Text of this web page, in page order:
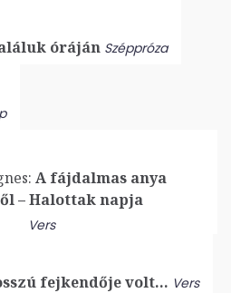
óráján Széppróza
A fájdalmas anya
– Halottak napja
Vers
fejkendője volt… Vers